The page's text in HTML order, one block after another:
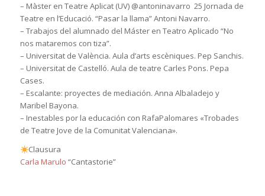
– Màster en Teatre Aplicat (UV) @antoninavarro 25 Jornada de
Teatre en l’Educació. “Pasar la llama” Antoni Navarro.
– Trabajos del alumnado del Máster en Teatro Aplicado “No
nos mataremos con tiza”.
– Universitat de València. Aula d’arts escèniques. Pep Sanchis.
– Universitat de Castelló. Aula de teatre Carles Pons. Pepa
Cases.
– Escalante: proyectes de mediación. Anna Albaladejo y
Maribel Bayona.
– Inestables por la educación con RafaPalomares «Trobades
de Teatre Jove de la Comunitat Valenciana».
Clausura
Carla Marulo “Cantastorie”